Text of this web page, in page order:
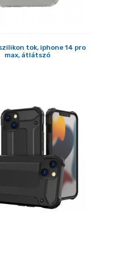
tok, iphone 14 pro
max, átlátszó